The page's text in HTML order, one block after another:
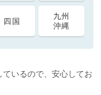
四国
九州
沖縄
いるので、安心してお